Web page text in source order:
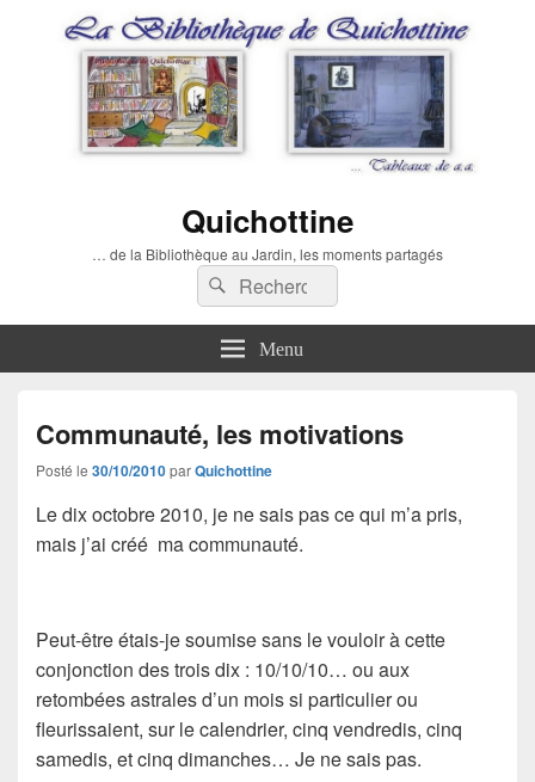
Quichottine
… de la Bibliothèque au Jardin, les moments partagés
Recherche :
Rechercher
Menu
Communauté, les motivations
Posté le 30/10/2010parQuichottine
Le dix octobre 2010, je ne sais pas ce qui m’a pris,
mais j’ai créé ma communauté.
Peut-être étais-je soumise sans le vouloir à cette
conjonction des trois dix : 10/10/10… ou aux
retombées astrales d’un mois si particulier ou
fleurissaient, sur le calendrier, cinq vendredis, cinq
samedis, et cinq dimanches… Je ne sais pas.